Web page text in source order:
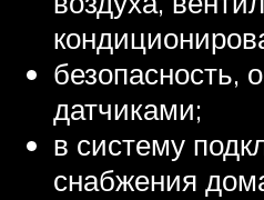
безопасность,
датчиками;
в систему
снабжения